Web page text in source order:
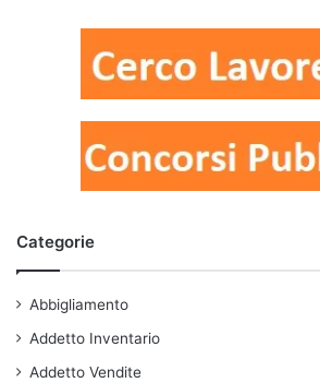
Categorie
Abbigliamento
Addetto Inventario
Addetto Vendite